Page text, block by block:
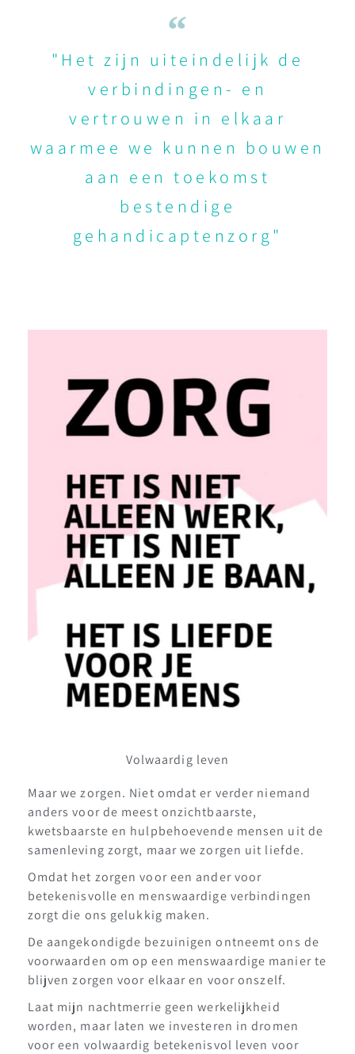
"Het zijn uiteindelijk de
verbindingen- en
vertrouwen in elkaar
waarmee we kunnen bouwen
aan een toekomst
bestendige
gehandicaptenzorg"
Volwaardig leven
Maar we zorgen. Niet omdat er verder niemand
anders voor de meest onzichtbaarste,
kwetsbaarste en hulpbehoevende mensen uit de
samenleving zorgt, maar we zorgen uit liefde.
Omdat het zorgen voor een ander voor
betekenisvolle en menswaardige verbindingen
zorgt die ons gelukkig maken.
De aangekondigde bezuinigen ontneemt ons de
voorwaarden om op een menswaardige manier te
blijven zorgen voor elkaar en voor onszelf.
Laat mijn nachtmerrie geen werkelijkheid
worden, maar laten we investeren in dromen
voor een volwaardig betekenisvol leven voor